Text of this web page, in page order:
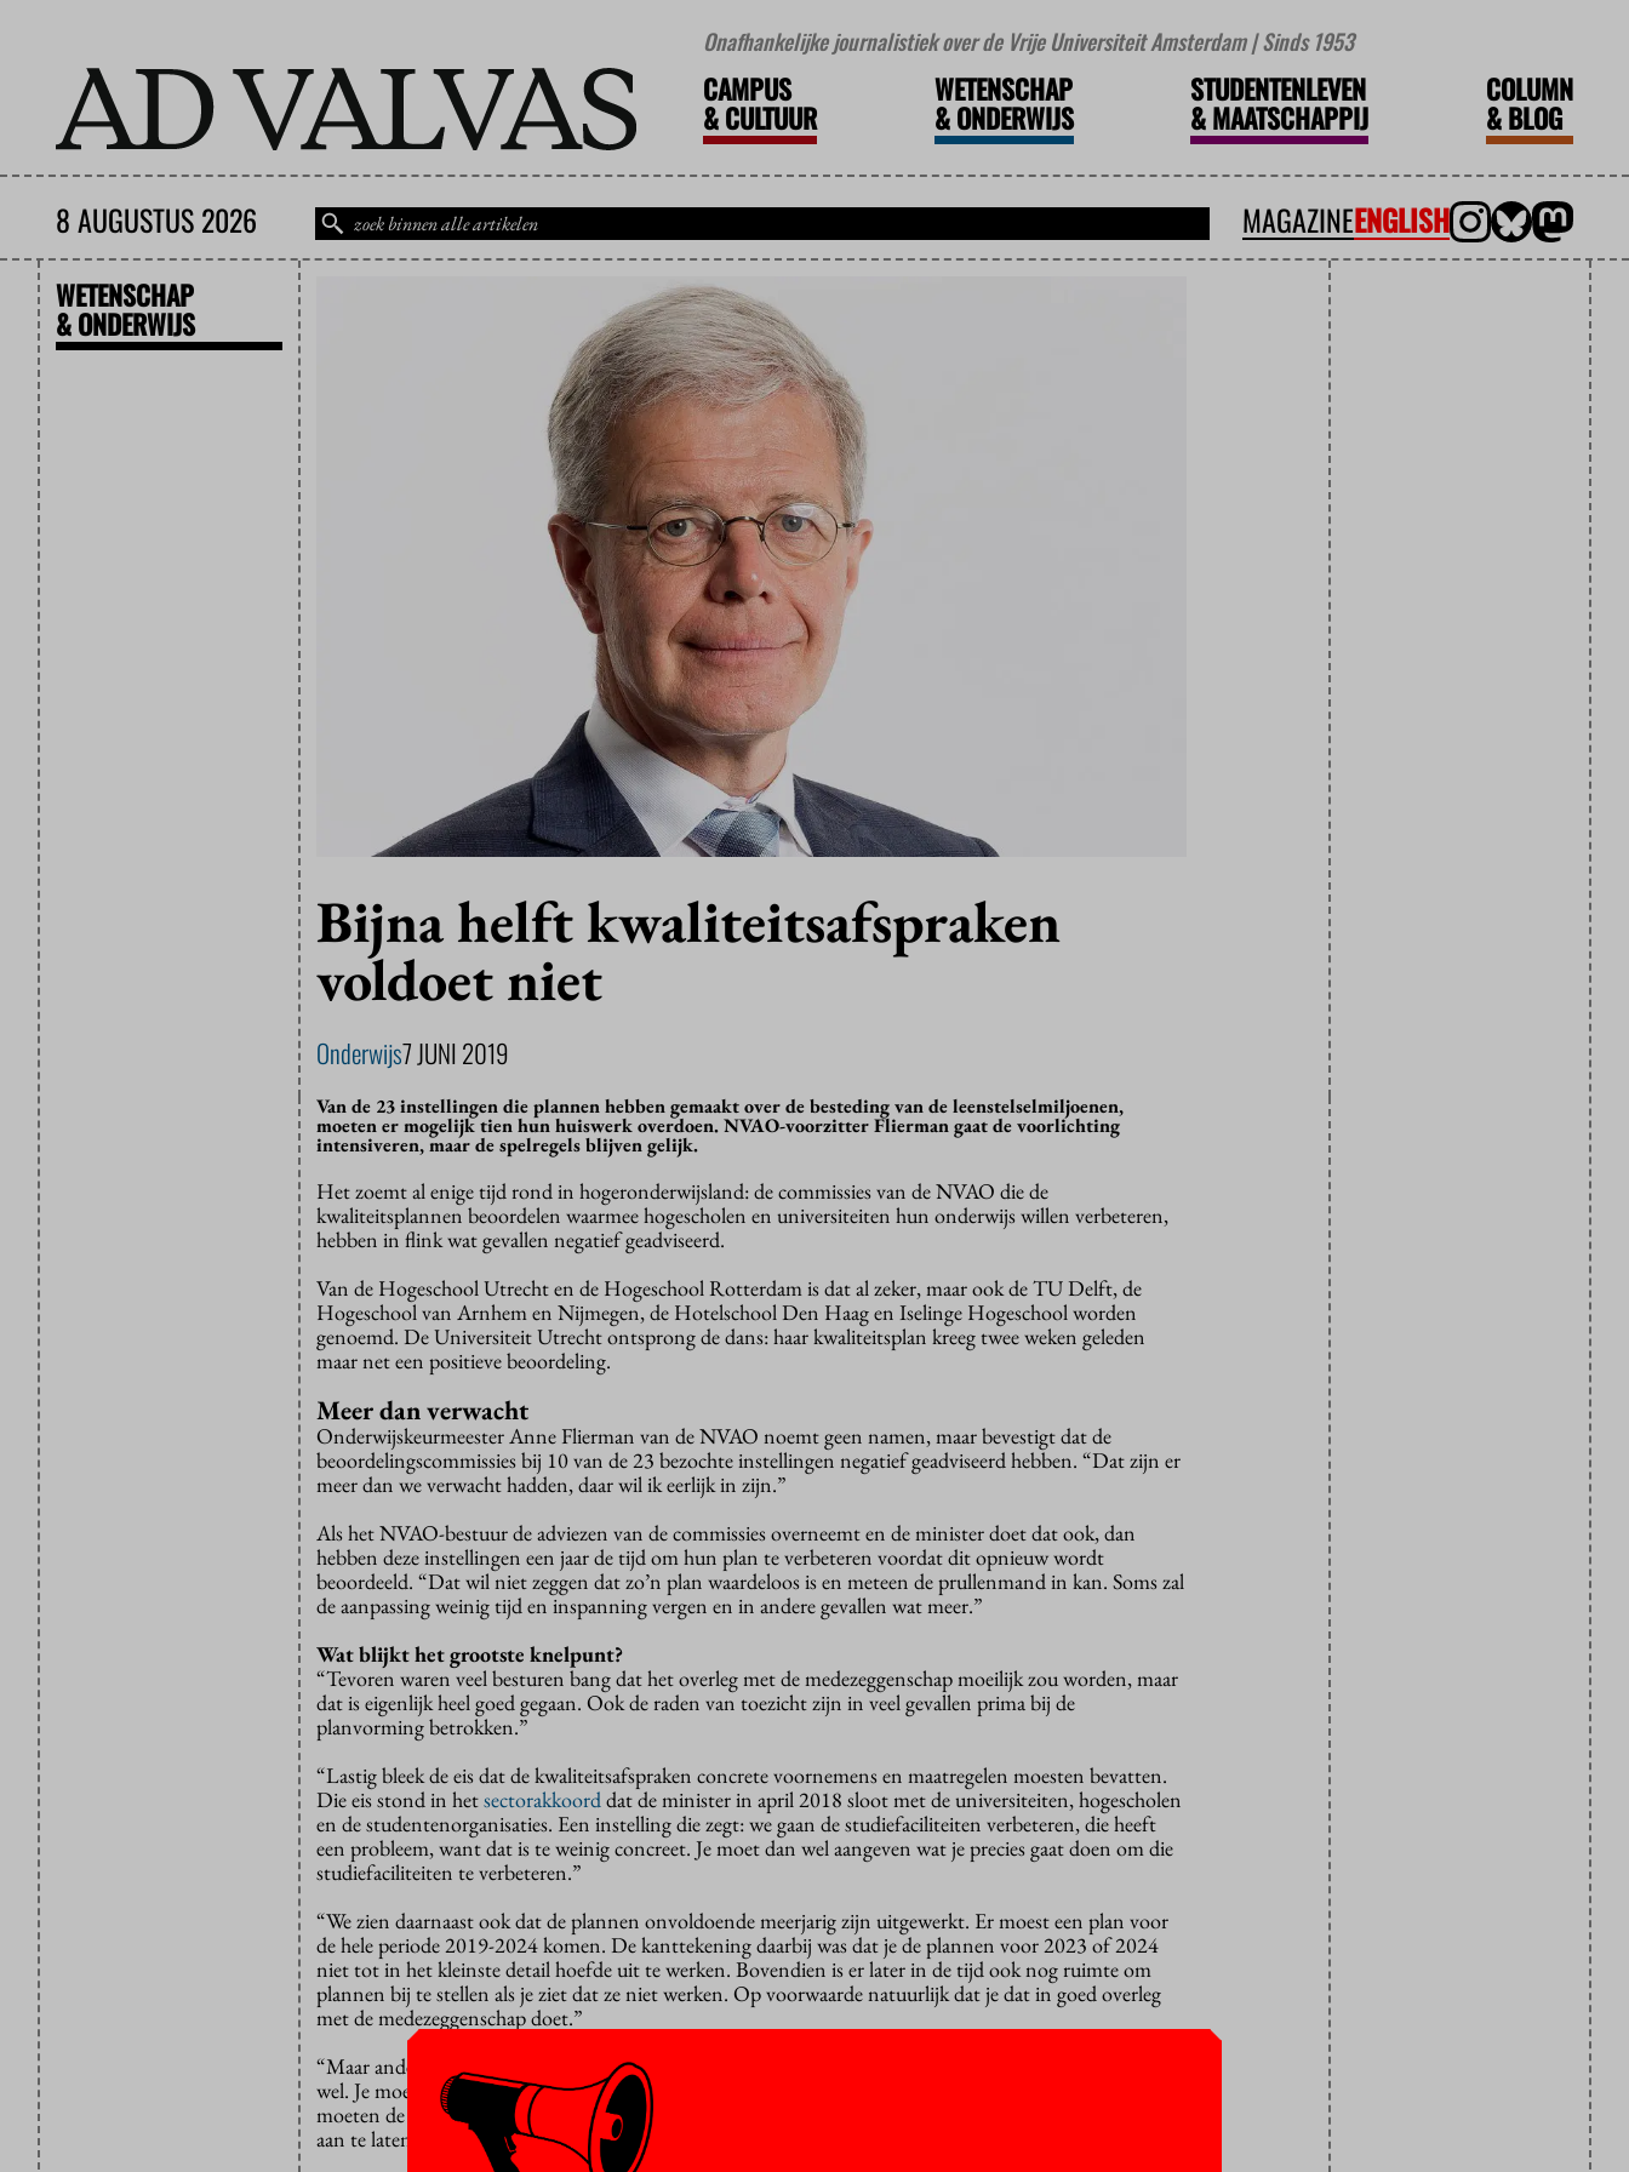
Onafhankelijke journalistiek over de Vrije Universiteit Amsterdam | Sinds 1953
CAMPUS
&CULTUUR
WETENSCHAP
&ONDERWIJS
STUDENTENLEVEN
&MAATSCHAPPIJ
COLUMN
&BLOG
8 AUGUSTUS 2026 MAGAZINEENGLISH
WETENSCHAP
& ONDERWIJS
Bijna helft kwaliteitsafspraken
voldoet niet
Onderwijs7 JUNI 2019
Van de 23 instellingen die plannen hebben gemaakt over de besteding van de leenstelselmiljoenen,
moeten er mogelijk tien hun huiswerk overdoen. NVAO-voorzitter Flierman gaat de voorlichting
intensiveren, maar de spelregels blijven gelijk.
Het zoemt al enige tijd rond in hogeronderwijsland: de commissies van de NVAO die de
kwaliteitsplannen beoordelen waarmee hogescholen en universiteiten hun onderwijs willen verbeteren,
hebben in flink wat gevallen negatief geadviseerd.
Van de Hogeschool Utrecht en de Hogeschool Rotterdam is dat al zeker, maar ook de TU Delft, de
Hogeschool van Arnhem en Nijmegen, de Hotelschool Den Haag en Iselinge Hogeschool worden
genoemd. De Universiteit Utrecht ontsprong de dans: haar kwaliteitsplan kreeg twee weken geleden
maar net een positieve beoordeling.
Meer dan verwacht
Onderwijskeurmeester Anne Flierman van de NVAO noemt geen namen, maar bevestigt dat de
beoordelingscommissies bij 10 van de 23 bezochte instellingen negatief geadviseerd hebben. “Dat zijn er
meer dan we verwacht hadden, daar wil ik eerlijk in zijn.”
Als het NVAO-bestuur de adviezen van de commissies overneemt en de minister doet dat ook, dan
hebben deze instellingen een jaar de tijd om hun plan te verbeteren voordat dit opnieuw wordt
beoordeeld. “Dat wil niet zeggen dat zo’n plan waardeloos is en meteen de prullenmand in kan. Soms zal
de aanpassing weinig tijd en inspanning vergen en in andere gevallen wat meer.”
Wat blijkt het grootste knelpunt?
“Tevoren waren veel besturen bang dat het overleg met de medezeggenschap moeilijk zou worden, maar
dat is eigenlijk heel goed gegaan. Ook de raden van toezicht zijn in veel gevallen prima bij de
planvorming betrokken.”
“Lastig bleek de eis dat de kwaliteitsafspraken concrete voornemens en maatregelen moesten bevatten.
Die eis stond in hetsectorakkoord dat de minister in april 2018 sloot met de universiteiten, hogescholen
en de studentenorganisaties. Een instelling die zegt: we gaan de studiefaciliteiten verbeteren, die heeft
een probleem, want dat is te weinig concreet. Je moet dan wel aangeven wat je precies gaat doen om die
studiefaciliteiten te verbeteren.”
“We zien daarnaast ook dat de plannen onvoldoende meerjarig zijn uitgewerkt. Er moest een plan voor
de hele periode 2019-2024 komen. De kanttekening daarbij was dat je de plannen voor 2023 of 2024
niet tot in het kleinste detail hoefde uit te werken. Bovendien is er later in de tijd ook nog ruimte om
plannen bij te stellen als je ziet dat ze niet werken. Op voorwaarde natuurlijk dat je dat in goed overleg
met de medezeggenschap doet.”
“Maar anderzijds kun je ook niet zeggen: ik stop dat leenstelselgeld in een grote pot en ik zie het later
wel. Je moet het geld al wel een duidelijke bestemming geven en zeker voor de jaren 2019, 2020 en 2021
moeten de plannen concreet zijn. Hogescholen blijken meer moeite te hebben om zo’n meerjarenplan
aan te laten sluiten op de jaarlijkse begroting.”